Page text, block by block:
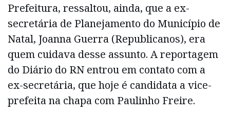
Prefeitura, ressaltou, ainda, que a ex-
secretária de Planejamento do Município de
Natal, Joanna Guerra (Republicanos), era
quem cuidava desse assunto. A reportagem
do Diário do RN entrou em contato com a
ex-secretária, que hoje é candidata a vice-
prefeita na chapa com Paulinho Freire.